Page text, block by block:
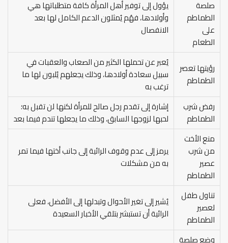
صلصة
الطماطم
على
الطعام
يؤول إلى توفير أهل المرأة كافة متطلباتها هي
وأولادها، فهُم يُمثلون الدعم الكامل لها بعد
الانفصال
رؤيتها تعصر
الطماطم
يُعبر عن تحملها الكثير من الصعاب والعقبات في
سبيل سعادة أولادها، وذلك يجعلهم يُلبون لها ما
ترغب به
رفض شرب
الطماطم
إشارة إلى تقدم رجل صالح للمرأة لكنها لن تقبل به؛
لحبها لزوجها السابق، وذلك ما يجعلها تندم فيما بعد
منع الأخت
من شرب
عصير
الطماطم
يرمز إلى عدم وقوف الرائية إلى جانب أختها فيما تمر
به من مشكلات
تناول طفل
لعصير
الطماطم
يُشير إلى تغير الأحوال وتبدلها إلى الأفضل، فعلى
الرائية أن تستبشر بتلقي الأخبار السعيدة
وضع صلصة